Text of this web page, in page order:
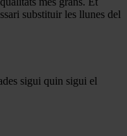
substituir les llunes del
sigui quin sigui el